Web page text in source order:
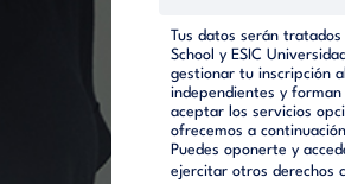
Tus datos serán tratados
School y ESIC
gestionar tu inscripción
independientes y forman
aceptar los servicios
ofrecemos a
Puedes oponerte y
ejercitar otros derechos